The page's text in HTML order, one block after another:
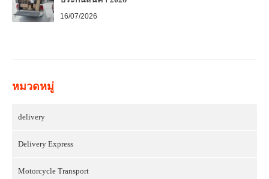
16/07/2026
หมวดหมู่
delivery
Delivery Express
Motorcycle Transport